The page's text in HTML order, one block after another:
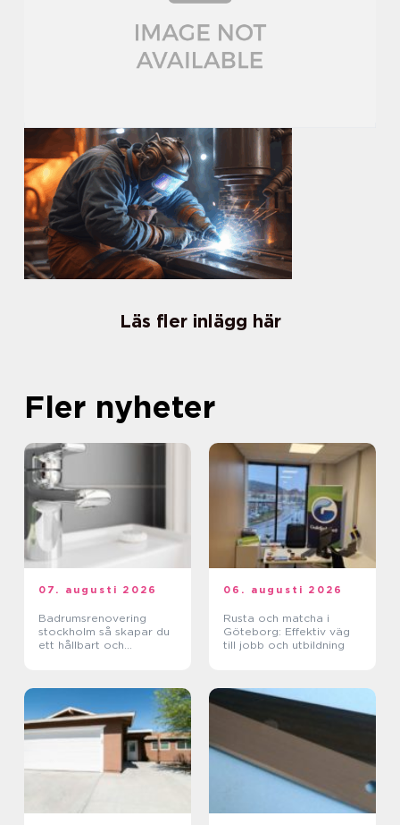
Läs fler inlägg här
Fler nyheter
07. augusti 2026
Badrumsrenovering
stockholm så skapar du
ett hållbart och
06. augusti 2026
Rusta och matcha i
Göteborg: Effektiv väg
till jobb och utbildning